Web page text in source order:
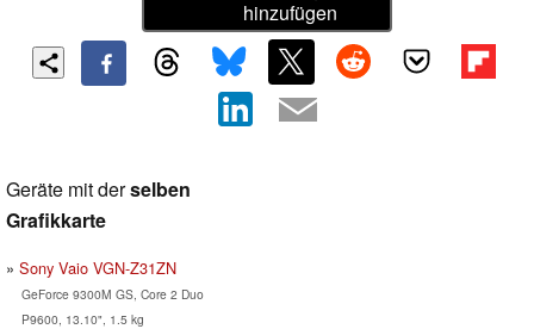
hinzufügen
Geräte mit derselben
Grafikkarte
Sony Vaio VGN-Z31ZN
GeForce 9300M GS, Core 2 Duo
P9600, 13.10", 1.5 kg